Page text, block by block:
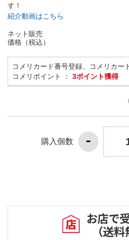
す！
紹介動画はこちら
ネット販売
価格（税込）
コメリカード番号登録、コメリカー
コメリポイント ： 3ポイント獲得
購入個数
お店で
（送料